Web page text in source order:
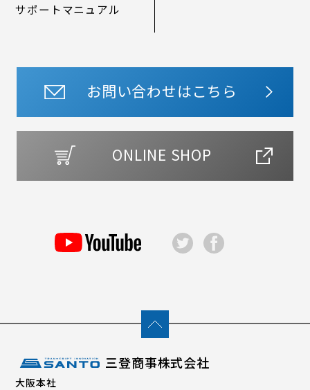
サポートマニュアル
お問い合わせはこちら
ONLINE SHOP
三登商事株式会社
大阪本社